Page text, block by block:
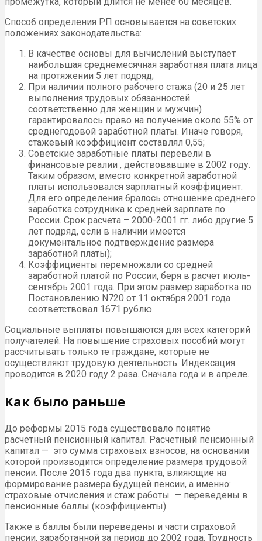
Способ определения РП основывается на советских
положениях законодательства:
В качестве основы для вычислений выступает
наибольшая среднемесячная заработная плата лица
на протяжении 5 лет подряд;
При наличии полного рабочего стажа (20 и 25 лет
выполнения трудовых обязанностей
соответственно для женщин и мужчин)
гарантировалось право на получение около 55% от
среднегодовой заработной платы. Иначе говоря,
стажевый коэффициент составлял 0,55;
Советские заработные платы перевели в
финансовые реалии , действовавшие в 2002 году.
Таким образом, вместо конкретной заработной
платы использовался зарплатный коэффициент.
Для его определения бралось отношение среднего
заработка сотрудника к средней зарплате по
России. Срок расчета – 2000-2001 гг. либо другие 5
лет подряд, если в наличии имеется
документальное подтверждение размера
заработной платы);
Коэффициенты перемножали со средней
заработной платой по России, беря в расчет июль-
сентябрь 2001 года. При этом размер заработка по
Постановлению N720 от 11 октября 2001 года
соответствовал 1671 рублю.
Социальные выплаты повышаются для всех категорий
получателей. На повышение страховых пособий могут
рассчитывать только те граждане, которые не
осуществляют трудовую деятельность. Индексация
проводится в 2020 году 2 раза. Сначала года и в апреле.
Как было раньше
До реформы 2015 года существовало понятие
расчетный пенсионный капитал. Расчетный пенсионный
капитал — это сумма страховых взносов, на основании
которой производится определение размера трудовой
пенсии. После 2015 года два пункта, влияющие на
формирование размера будущей пенсии, а именно:
страховые отчисления и стаж работы — переведены в
пенсионные баллы (коэффициенты).
Также в баллы были переведены и части страховой
пенсии, заработанной за период до 2002 года. Трудность